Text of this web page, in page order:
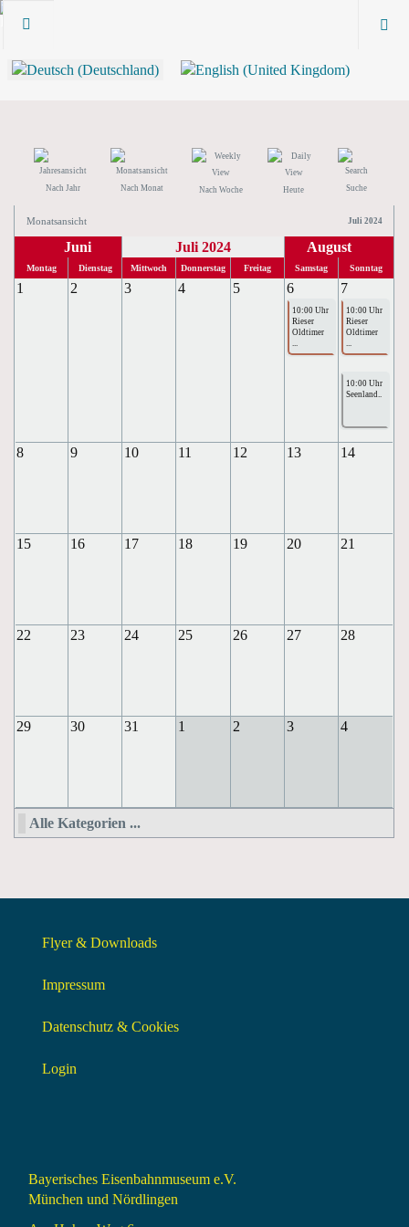
Nach Jahr Nach Monat Nach Woche Heute Suche
Monatsansicht Juli 2024
Juni Juli 2024 August
Montag Dienstag Mittwoch Donnerstag Freitag Samstag Sonntag
1 2 3 4 5 6 7
10:00 Uhr
Rieser
Oldtimer
...
10:00 Uhr
Rieser
Oldtimer
...
10:00 Uhr
Seenland..
8 9 10 11 12 13 14
15 16 17 18 19 20 21
22 23 24 25 26 27 28
29 30 31 1 2 3 4
Alle Kategorien ...
Flyer & Downloads
Impressum
Datenschutz & Cookies
Login
Bayerisches Eisenbahnmuseum e.V.
München und Nördlingen